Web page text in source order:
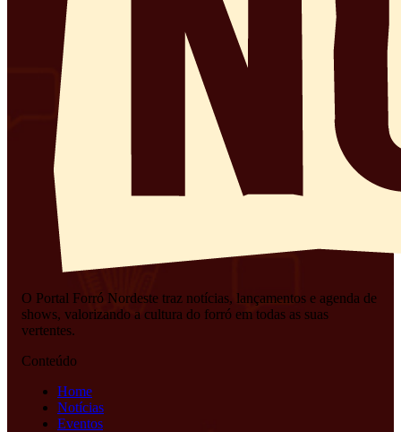
O Portal Forró Nordeste traz notícias, lançamentos e agenda de
shows, valorizando a cultura do forró em todas as suas
vertentes.
Conteúdo
Home
Notícias
Eventos